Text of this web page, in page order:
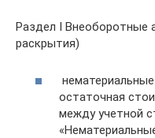
Раздел I Внеоборотные
раскрытия)
остаточная
между учетной